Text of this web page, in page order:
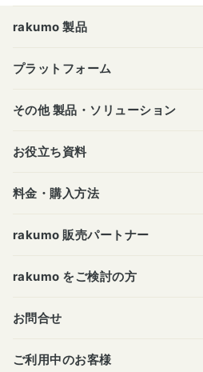
rakumo 製品
プラットフォーム
その他 製品・ソリューション
お役立ち資料
料金・購入方法
rakumo 販売パートナー
rakumo をご検討の方
お問合せ
ご利用中のお客様